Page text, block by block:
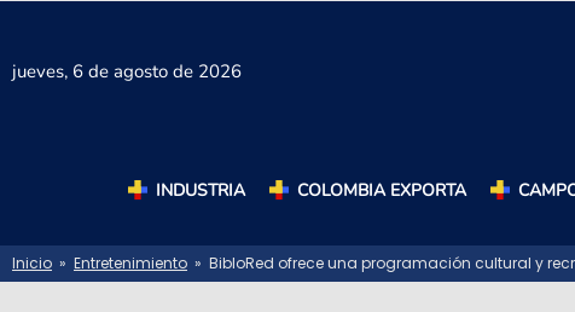
jueves, 6 de agosto de 2026
INDUSTRIA COLOMBIA EXPORTA
Inicio » Entretenimiento » BibloRed ofrece una programación cultural y